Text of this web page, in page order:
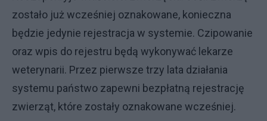
zostało już wcześniej oznakowane, konieczna
będzie jedynie rejestracja w systemie. Czipowanie
oraz wpis do rejestru będą wykonywać lekarze
weterynarii. Przez pierwsze trzy lata działania
systemu państwo zapewni bezpłatną rejestrację
zwierząt, które zostały oznakowane wcześniej.